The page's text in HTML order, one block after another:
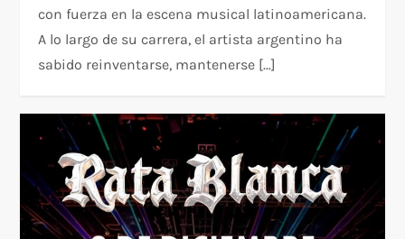
con fuerza en la escena musical latinoamericana.
A lo largo de su carrera, el artista argentino ha
sabido reinventarse, mantenerse […]